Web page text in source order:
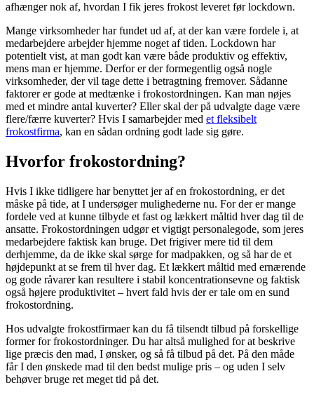
afhænger nok af, hvordan I fik jeres frokost leveret før lockdown.
Mange virksomheder har fundet ud af, at der kan være fordele i, at
medarbejdere arbejder hjemme noget af tiden. Lockdown har
potentielt vist, at man godt kan være både produktiv og effektiv,
mens man er hjemme. Derfor er der formegentlig også nogle
virksomheder, der vil tage dette i betragtning fremover. Sådanne
faktorer er gode at medtænke i frokostordningen. Kan man nøjes
med et mindre antal kuverter? Eller skal der på udvalgte dage være
flere/færre kuverter? Hvis I samarbejder med et fleksibelt
frokostfirma, kan en sådan ordning godt lade sig gøre.
Hvorfor frokostordning?
Hvis I ikke tidligere har benyttet jer af en frokostordning, er det
måske på tide, at I undersøger mulighederne nu. For der er mange
fordele ved at kunne tilbyde et fast og lækkert måltid hver dag til de
ansatte. Frokostordningen udgør et vigtigt personalegode, som jeres
medarbejdere faktisk kan bruge. Det frigiver mere tid til dem
derhjemme, da de ikke skal sørge for madpakken, og så har de et
højdepunkt at se frem til hver dag. Et lækkert måltid med ernærende
og gode råvarer kan resultere i stabil koncentrationsevne og faktisk
også højere produktivitet – hvert fald hvis der er tale om en sund
frokostordning.
Hos udvalgte frokostfirmaer kan du få tilsendt tilbud på forskellige
former for frokostordninger. Du har altså mulighed for at beskrive
lige præcis den mad, I ønsker, og så få tilbud på det. På den måde
får I den ønskede mad til den bedst mulige pris – og uden I selv
behøver bruge ret meget tid på det.